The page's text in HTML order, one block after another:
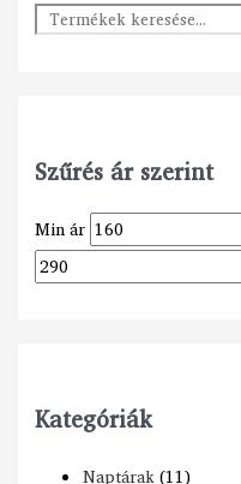
Szűrés ár szerint
Min ár
Kategóriák
Naptárak(11)